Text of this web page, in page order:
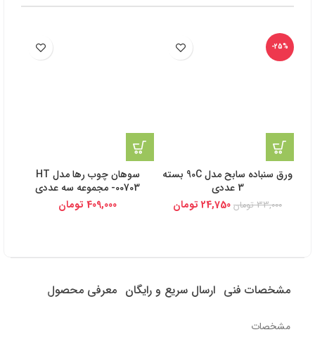
-25%
ورق سنباده سابح مدل 90C بسته
3 عددی
33,000 تومان 24,750 تومان
سوهان چوب رها مدل HT
-00703 مجموعه سه عددی
409,000 تومان
مشخصات فنی ارسال سریع و رایگان معرفی محصول
مشخصات